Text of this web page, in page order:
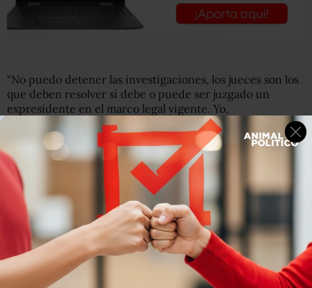
“No puedo detener las investigaciones, los jueces son los
que deben resolver si debe o puede ser juzgado un
expresidente en el marco legal vigente. Yo,
independientemente de la legalizad, lo que he opinado
es que debe participar el pueblo, pueden ser las dos vías
(consulta e investigación) (…) mi opinión es que se lleve a
cabo la consulta pero si las autoridades deciden que no
hay que esperar la consulta están en la libertad de
hacerlo”, dijo.
Reiteró que hasta el momento su gobierno no ha
presentado ninguna denuncia contra algún expresidente
desde Carlos Salinas de Gortari hasta Enrique Peña Nieto.